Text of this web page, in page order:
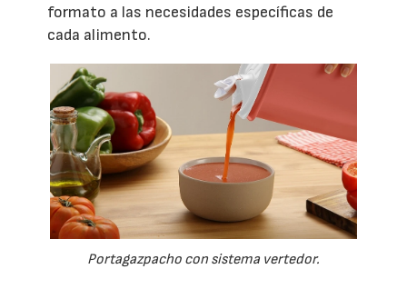
formato a las necesidades específicas de
cada alimento.
Portagazpacho con sistema vertedor.